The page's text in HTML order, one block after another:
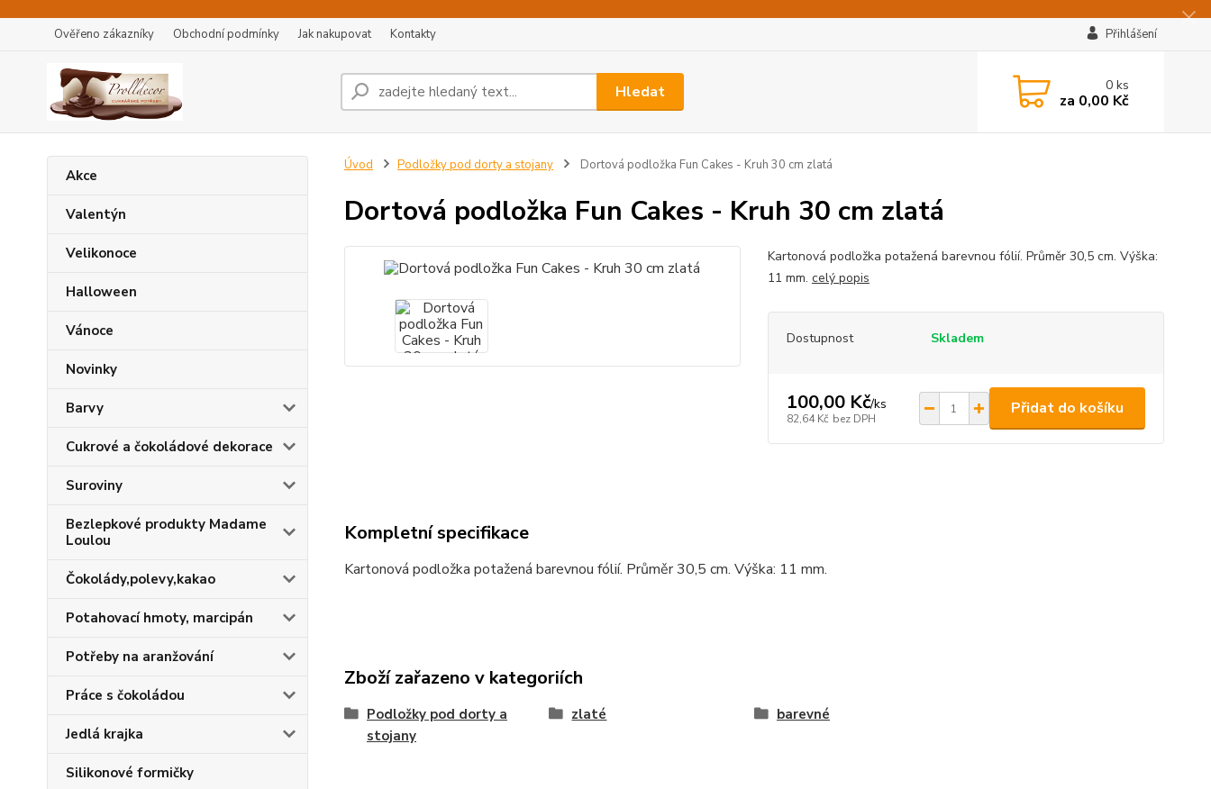
Ověřeno zákazníky Obchodní podmínky Jak nakupovat Kontakty Přihlášení
Hledat 0ks
za 0,00 Kč
Akce
Valentýn
Velikonoce
Halloween
Vánoce
Novinky
Barvy
Cukrové a čokoládové dekorace
Suroviny
Bezlepkové produkty Madame
Loulou
Čokolády,polevy,kakao
Potahovací hmoty, marcipán
Potřeby na aranžování
Práce s čokoládou
Jedlá krajka
Silikonové formičky
Úvod Podložky pod dorty a stojany Dortová podložka Fun Cakes - Kruh 30 cm zlatá
Dortová podložka Fun Cakes - Kruh 30 cm zlatá
Kartonová podložka potažená barevnou fólií. Průměr 30,5 cm. Výška:
11 mm. celý popis
Dostupnost Skladem
100,00 Kč/ks
82,64 Kč bez DPH
Přidat do košíku
Kompletní specifikace
Kartonová podložka potažená barevnou fólií. Průměr 30,5 cm. Výška: 11 mm.
Zboží zařazeno v kategoriích
Podložky pod dorty a
stojany
zlaté barevné